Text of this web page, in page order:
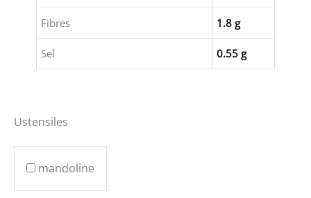
Fibres 1.8 g
Sel 0.55 g
Ustensiles
mandoline